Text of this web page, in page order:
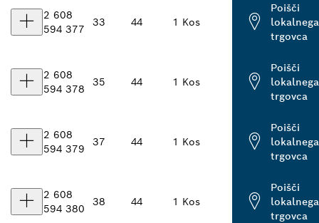
2 608
594 377
33 44 1 Kos
Poišči
lokalnega
trgovca
2 608
594 378
35 44 1 Kos
Poišči
lokalnega
trgovca
2 608
594 379
37 44 1 Kos
Poišči
lokalnega
trgovca
2 608
594 380
38 44 1 Kos
Poišči
lokalnega
trgovca